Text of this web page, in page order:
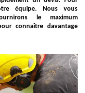
équipe. Nous vous
le maximum
connaître davantage